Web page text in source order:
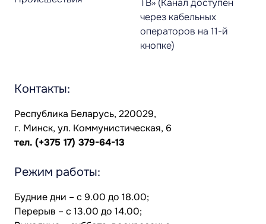
через кабельных
операторов на 11-й
кнопке)
Контакты:
Республика Беларусь, 220029,
г. Минск, ул. Коммунистическая, 6
тел. (+375 17) 379-64-13
Режим работы:
Будние дни – с 9.00 до 18.00;
Перерыв – с 13.00 до 14.00;